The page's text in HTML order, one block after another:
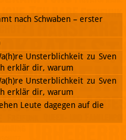
nach Schwaben – erster
Unsterblichkeit zu Sven
erklär dir, warum
Unsterblichkeit zu Sven
erklär dir, warum
Leute dagegen auf die